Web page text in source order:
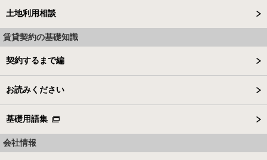
土地利用相談
賃貸契約の基礎知識
契約するまで編
お読みください
基礎用語集
会社情報